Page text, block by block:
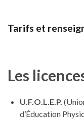
Tarifs et
Les
U.F.O.L.E.P.
d’Éducation